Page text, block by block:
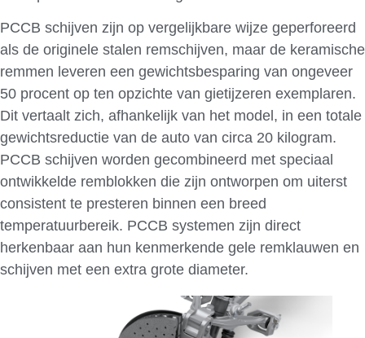
PCCB schijven zijn op vergelijkbare wijze geperforeerd
als de originele stalen remschijven, maar de keramische
remmen leveren een gewichtsbesparing van ongeveer
50 procent op ten opzichte van gietijzeren exemplaren.
Dit vertaalt zich, afhankelijk van het model, in een totale
gewichtsreductie van de auto van circa 20 kilogram.
PCCB schijven worden gecombineerd met speciaal
ontwikkelde remblokken die zijn ontworpen om uiterst
consistent te presteren binnen een breed
temperatuurbereik. PCCB systemen zijn direct
herkenbaar aan hun kenmerkende gele remklauwen en
schijven met een extra grote diameter.